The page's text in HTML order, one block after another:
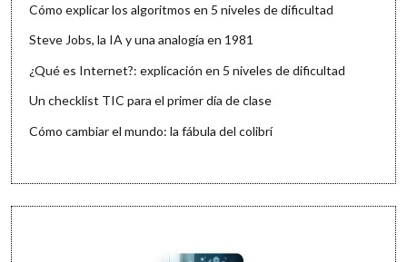
Cómo explicar los algoritmos en 5 niveles de dificultad
Steve Jobs, la IA y una analogía en 1981
¿Qué es Internet?: explicación en 5 niveles de dificultad
Un checklist TIC para el primer día de clase
Cómo cambiar el mundo: la fábula del colibrí